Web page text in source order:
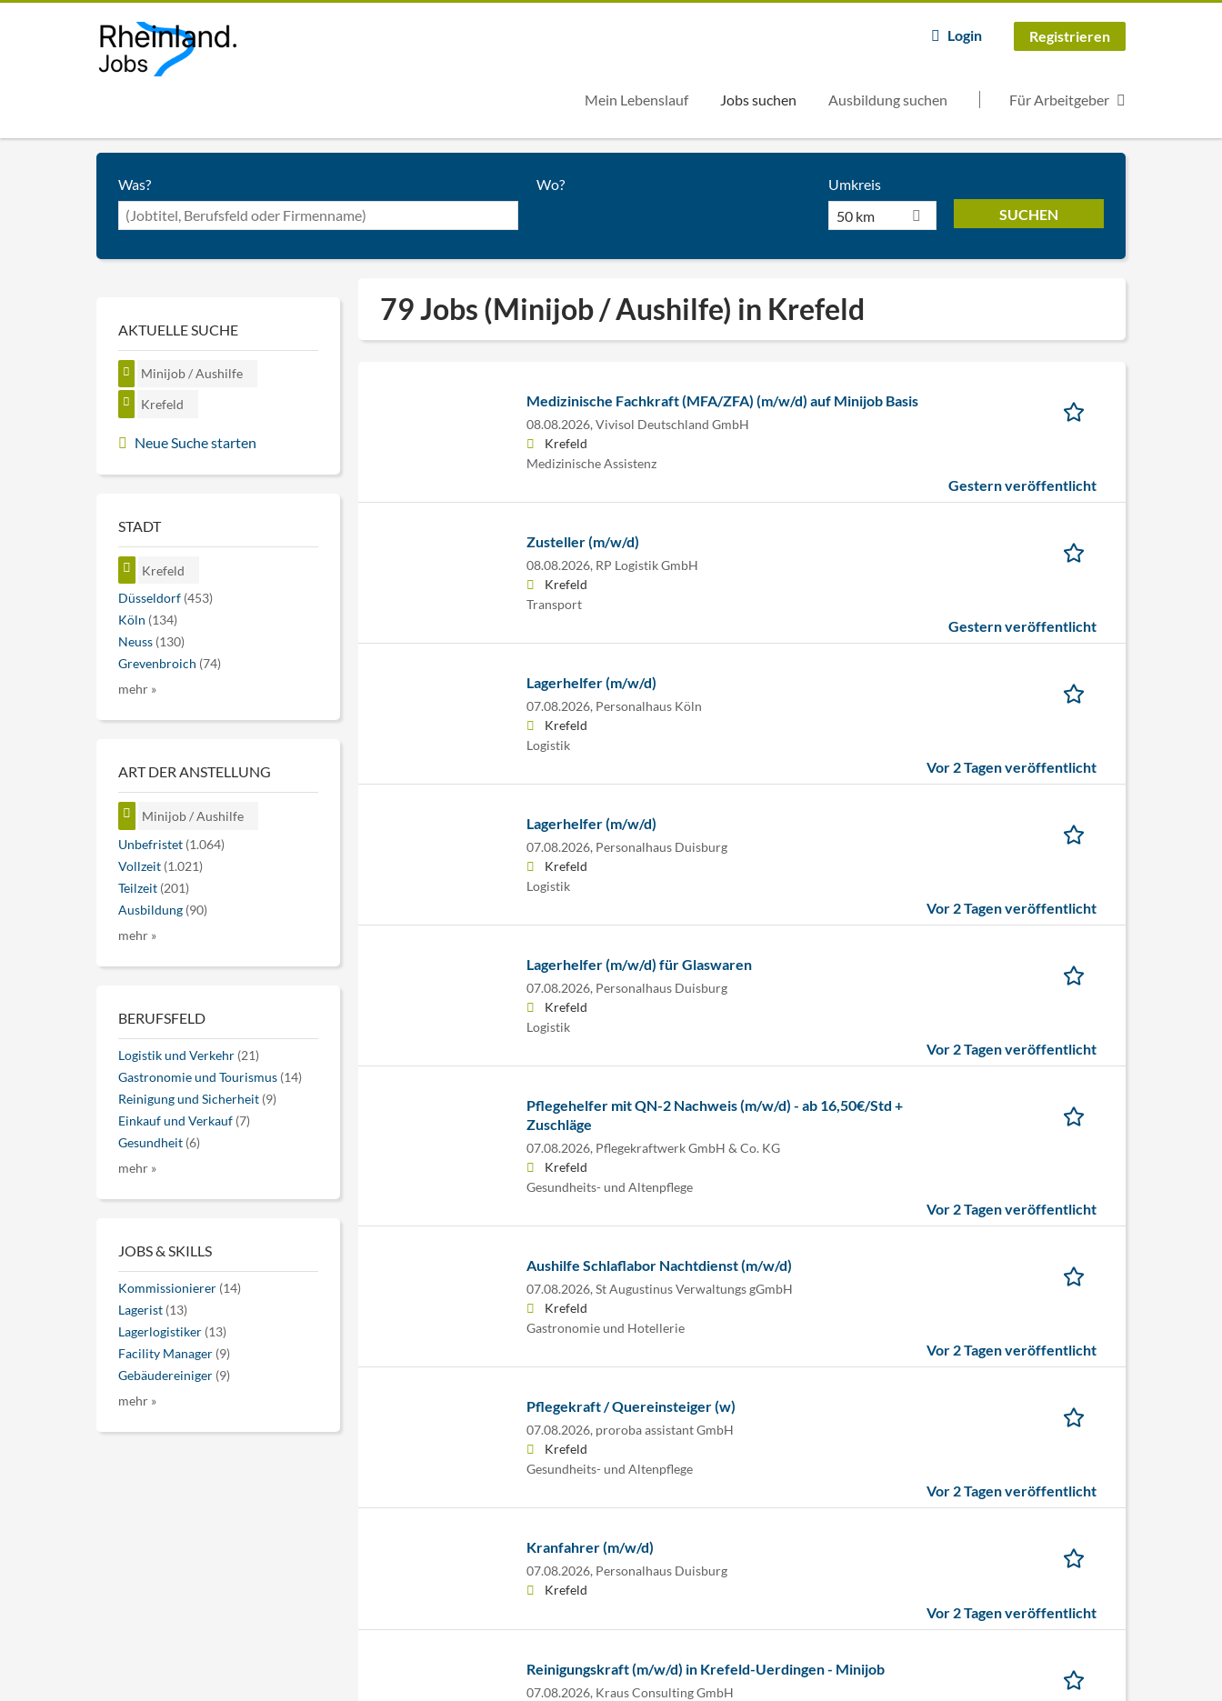
Login Registrieren
Mein Lebenslauf Jobs suchen Ausbildung suchen Für Arbeitgeber
Was? Wo?
Umkreis
50 km
79 Jobs (Minijob / Aushilfe) in Krefeld
Medizinische Fachkraft (MFA/ZFA) (m/w/d) auf Minijob Basis
08.08.2026, Vivisol Deutschland GmbH
Krefeld
Medizinische Assistenz
Gestern veröffentlicht
Zusteller (m/w/d)
08.08.2026, RP Logistik GmbH
Krefeld
Transport
Gestern veröffentlicht
Lagerhelfer (m/w/d)
07.08.2026, Personalhaus Köln
Krefeld
Logistik
Vor 2 Tagen veröffentlicht
Lagerhelfer (m/w/d)
07.08.2026, Personalhaus Duisburg
Krefeld
Logistik
Vor 2 Tagen veröffentlicht
Lagerhelfer (m/w/d) für Glaswaren
07.08.2026, Personalhaus Duisburg
Krefeld
Logistik
Vor 2 Tagen veröffentlicht
Pflegehelfer mit QN-2 Nachweis (m/w/d) - ab 16,50€/Std +
Zuschläge
07.08.2026, Pflegekraftwerk GmbH & Co. KG
Krefeld
Gesundheits- und Altenpflege
Vor 2 Tagen veröffentlicht
Aushilfe Schlaflabor Nachtdienst (m/w/d)
07.08.2026, St Augustinus Verwaltungs gGmbH
Krefeld
Gastronomie und Hotellerie
Vor 2 Tagen veröffentlicht
Pflegekraft / Quereinsteiger (w)
07.08.2026, proroba assistant GmbH
Krefeld
Gesundheits- und Altenpflege
Vor 2 Tagen veröffentlicht
Kranfahrer (m/w/d)
07.08.2026, Personalhaus Duisburg
Krefeld
Vor 2 Tagen veröffentlicht
Reinigungskraft (m/w/d) in Krefeld-Uerdingen - Minijob
07.08.2026, Kraus Consulting GmbH
AKTUELLE SUCHE
Minijob / Aushilfe
Krefeld
Neue Suche starten
STADT
Krefeld
Düsseldorf (453)
Köln (134)
Neuss (130)
Grevenbroich (74)
mehr »
ART DER ANSTELLUNG
Minijob / Aushilfe
Unbefristet (1.064)
Vollzeit (1.021)
Teilzeit (201)
Ausbildung (90)
mehr »
BERUFSFELD
Logistik und Verkehr (21)
Gastronomie und Tourismus (14)
Reinigung und Sicherheit (9)
Einkauf und Verkauf (7)
Gesundheit (6)
mehr »
JOBS & SKILLS
Kommissionierer (14)
Lagerist (13)
Lagerlogistiker (13)
Facility Manager (9)
Gebäudereiniger (9)
mehr »